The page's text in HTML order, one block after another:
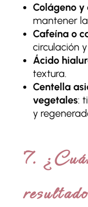
Colágeno y
mantener
Cafeína o
circulación
Ácido
textura.
Centella
vegetales:
y
7.